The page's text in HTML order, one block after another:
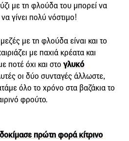
με τη φλούδα του μπορεί να
γίνει πολύ νόστιμο!
με τη φλούδα είναι και το
με παχιά κρέατα και
ποτέ όχι και στο γλυκό
οι δύο συνταγές άλλωστε,
όλο το χρόνο στα βαζάκια το
φρούτο.
δοκίμασε πρώτη φορά κίτρινο